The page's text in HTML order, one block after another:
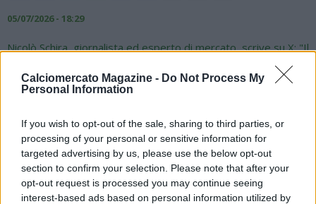
Calciomercato Magazine - Do Not Process My
Personal Information
If you wish to opt-out of the sale, sharing to third parties, or
processing of your personal or sensitive information for
targeted advertising by us, please use the below opt-out
section to confirm your selection. Please note that after your
opt-out request is processed you may continue seeing
interest-based ads based on personal information utilized by
05/07/2026 - 18:29
Nicolò Schira, giornalista ed esperto di mercato, scrive su X: "Il
Fenerbahce è al lavoro per ingaggiare un nuovo attaccante:
nella lista dei candidati del club figurano Serhou Guirassy
(BVB), Romelu Lukaku (Napoli) e Alexander Sorloth (Atletico
#Fenerbahçe are working to sign a new striker: in#Fener
short list there are Serhou #Guirassy(BVB), Romelu#Lukaku
(Napoli) and Alexander#Sørloth(Atletico Madrid).#transfers
— Nicolò Schira (@NicoSchira)July 5, 2026